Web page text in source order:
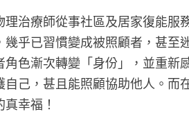
理治療師從事社區及居家復能服
幾乎已習慣變成被照顧者，甚至
角色漸次轉變「身份」，並重新
自己，甚且能照顧協助他人。而
幸福！